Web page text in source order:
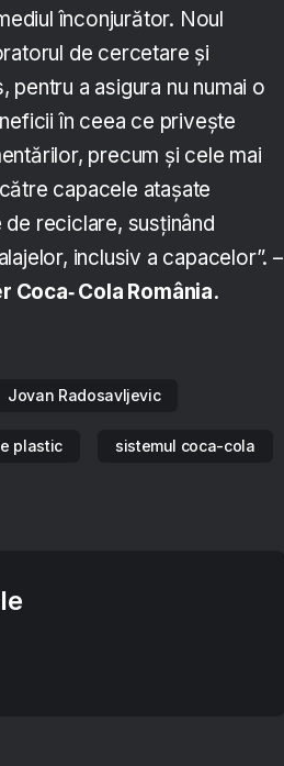
înconjurător. Noul
de cercetare și
a asigura nu numai o
în ceea ce privește
precum și cele mai
capacele atașate
reciclare, susținând
inclusiv a capacelor”. –
Cola România.
Jovan Radosavljevic
plastic sistemul coca-cola